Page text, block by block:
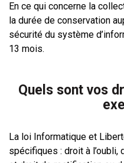
En ce qui concerne la
la durée de conservation
sécurité du système
13 mois.
Quels sont vos
La loi Informatique et
spécifiques : droit à l’oubli,